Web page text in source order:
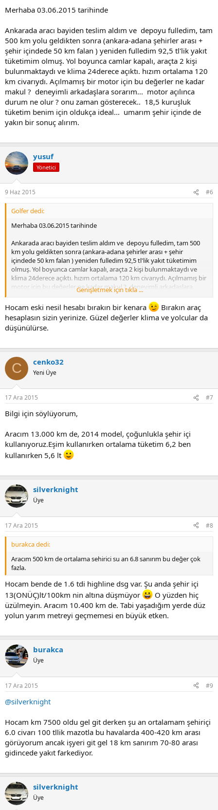
Merhaba 03.06.2015 tarihinde
Ankarada aracı bayiden teslim aldım ve depoyu fulledim, tam
500 km yolu geldikten sonra (ankara-adana şehirler arası +
şehir içindede 50 km falan ) yeniden fulledim 92,5 tl'lik yakıt
tüketimim olmuş. Yol boyunca camlar kapalı, araçta 2 kişi
bulunmaktaydı ve klima 24derece açıktı. hızım ortalama 120
km civarıydı. Açılmamış bir motor için bu değerler ne kadar
makul ? deneyimli arkadaşlara sorarım... motor açılınca
durum ne olur ? onu zaman gösterecek.. 18,5 kuruşluk
tüketim benim için oldukça ideal... umarım şehir içinde de
yakın bir sonuç alırım.
yusuf
Yönetici
9 Haz 2015 #6
Golfer dedi:
Merhaba 03.06.2015 tarihinde
Ankarada aracı bayiden teslim aldım ve depoyu fulledim, tam 500
km yolu geldikten sonra (ankara-adana şehirler arası + şehir
içindede 50 km falan ) yeniden fulledim 92,5 tl'lik yakıt tüketimim
olmuş. Yol boyunca camlar kapalı, araçta 2 kişi bulunmaktaydı ve
klima 24derece açıktı. hızım ortalama 120 km civarıydı. Açılmamış bir
motor için bu değerler ne kadar makul ? deneyimli arkadaşlara
sorarım... motor açılınca durum ne olur ? onu zaman gösterecek..
18,5 kuruşluk tüketim benim için oldukça ideal... umarım şehir
içinde de yakın bir sonuç alırım.
Genişletmek için tıkla ...
Hocam eski nesil hesabı bırakın bir kenara
Bırakın araç
hesaplasın sizin yerinize. Güzel değerler klima ve yolcular da
düşünülürse.
C cenko32
Yeni Üye
17 Ara 2015 #7
Bilgi için söylüyorum,
Aracım 13.000 km de, 2014 model, çoğunlukla şehir içi
kullanıyoruz.Eşim kullanırken ortalama tüketim 6,2 ben
kullanırken 5,6 lt
silverknight
Üye
17 Ara 2015 #8
burakca dedi:
Aracım 500 km de ortalama sehirici su an 6.8 sanırım bu değer çok
fazla.
Hocam bende de 1.6 tdi highline dsg var. Şu anda şehir içi
13(ONÜÇ)lt/100km nin altına düşmüyor
O yüzden hiç
üzülmeyin. Aracım 10.400 km de. Tabi yaşadığım yerde düz
yolun yarım metreyi geçmemesi en büyük etken.
burakca
Üye
17 Ara 2015 #9
@silverknight
Hocam km 7500 oldu gel git derken şu an ortalamam şehiriçi
6.0 civarı 100 tllik mazotla bu havalarda 400-420 km arası
görüyorum ancak işyeri git gel 18 km sanırım 70-80 arası
gidincede yakıt farkediyor.
silverknight
Üye